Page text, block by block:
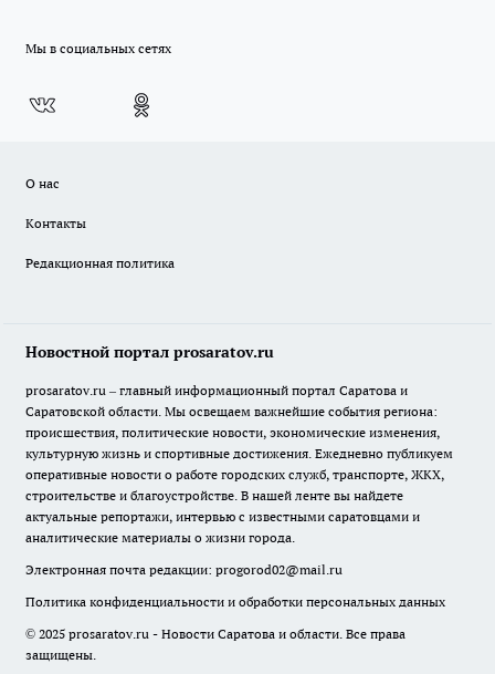
Мы в социальных сетях
О нас
Контакты
Редакционная политика
Новостной портал prosaratov.ru
prosaratov.ru – главный информационный портал Саратова и
Саратовской области. Мы освещаем важнейшие события региона:
происшествия, политические новости, экономические изменения,
культурную жизнь и спортивные достижения. Ежедневно публикуем
оперативные новости о работе городских служб, транспорте, ЖКХ,
строительстве и благоустройстве. В нашей ленте вы найдете
актуальные репортажи, интервью с известными саратовцами и
аналитические материалы о жизни города.
Электронная почта редакции: progorod02@mail.ru
Политика конфиденциальности и обработки персональных данных
© 2025 prosaratov.ru - Новости Саратова и области. Все права
защищены.